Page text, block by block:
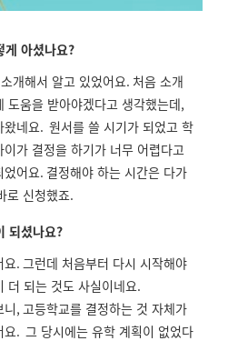
아셨나요?
개해서 알고 있었어요. 처음 소개
도움을 받아야겠다고 생각했는데,
왔네요. 원서를 쓸 시기가 되었고 학
가 결정을 하기가 너무 어렵다고
었어요. 결정해야 하는 시간은 다가
로 신청했죠.
되셨나요?
요. 그런데 처음부터 다시 시작해야
더 되는 것도 사실이네요.
, 고등학교를 결정하는 것 자체가
요. 그 당시에는 유학 계획이 없었다